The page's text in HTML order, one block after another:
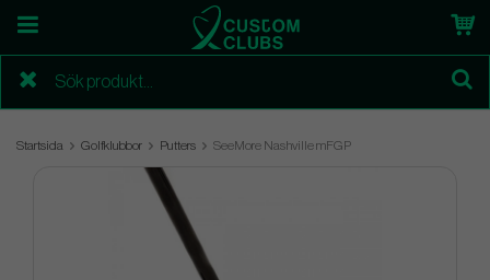
Startsida Golfklubbor Putters SeeMore Nashville mFGP